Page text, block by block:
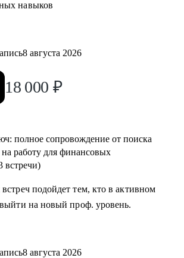
навыков
8 августа 2026
18 000 ₽
полное сопровождение от поиска
работу для финансовых
встречи)
подойдет тем, кто в активном
на новый проф. уровень.
8 августа 2026